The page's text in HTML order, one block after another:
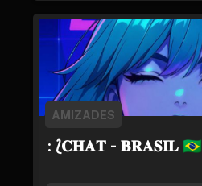
: ⟅𝐂𝐇𝐀𝐓 - 𝐁𝐑𝐀𝐒𝐈𝐋 🇧🇷
AMIZADES